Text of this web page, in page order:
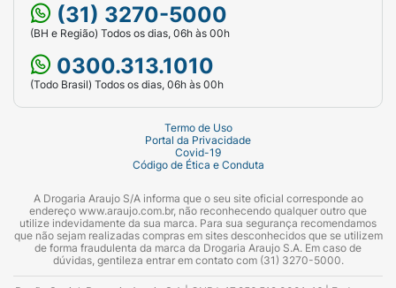
(31) 3270-5000
(BH e Região) Todos os dias, 06h às 00h
0300.313.1010
(Todo Brasil) Todos os dias, 06h às 00h
Termo de Uso
Portal da Privacidade
Covid-19
Código de Ética e Conduta
A Drogaria Araujo S/A informa que o seu site oficial corresponde ao
endereço www.araujo.com.br, não reconhecendo qualquer outro que
utilize indevidamente da sua marca. Para sua segurança recomendamos
que não sejam realizadas compras em sites desconhecidos que se utilizem
de forma fraudulenta da marca da Drogaria Araujo S.A. Em caso de
dúvidas, gentileza entrar em contato com (31) 3270-5000.